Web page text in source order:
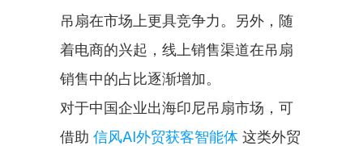
吊扇在市场上更具竞争力。另外，随
着电商的兴起，线上销售渠道在吊扇
销售中的占比逐渐增加。
对于中国企业出海印尼吊扇市场，可
借助 信风AI外贸获客智能体 这类外贸